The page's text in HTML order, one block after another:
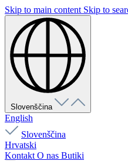
Skip to main content Skip to
Slovenščina
English
Slovenščina
Hrvatski
Kontakt O nas Butiki